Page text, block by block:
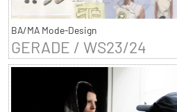
BA/MA Mode-Design
GERADE / WS23/24